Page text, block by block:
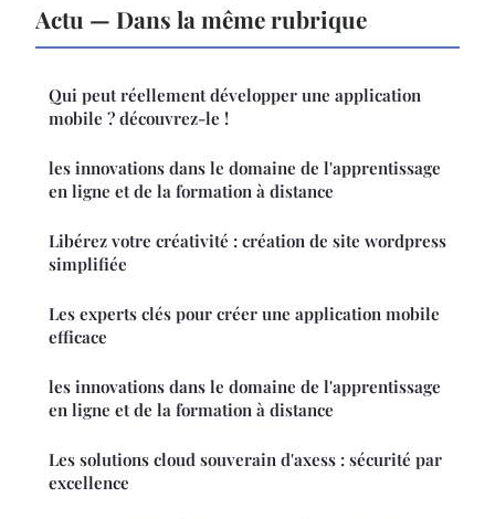
Actu — Dans la même rubrique
Qui peut réellement développer une application
mobile ? découvrez-le !
les innovations dans le domaine de l'apprentissage
en ligne et de la formation à distance
Libérez votre créativité : création de site wordpress
simplifiée
Les experts clés pour créer une application mobile
efficace
les innovations dans le domaine de l'apprentissage
en ligne et de la formation à distance
Les solutions cloud souverain d'axess : sécurité par
excellence